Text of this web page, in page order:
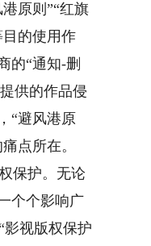
原则”“红旗
的使用作
的“通知-删
供的作品侵
“避风港原
点所在。
保护。无论
个个影响广
视版权保护